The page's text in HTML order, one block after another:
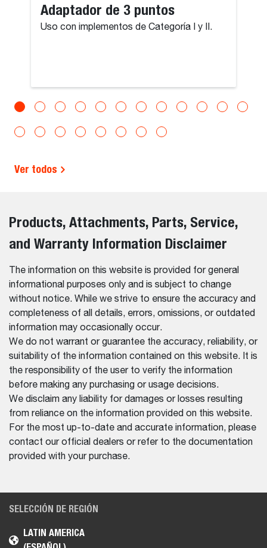
Adaptador de 3 puntos
Uso con implementos de Categoría I y II.
Ver todos
Products, Attachments, Parts, Service,
and Warranty Information Disclaimer
The information on this website is provided for general
informational purposes only and is subject to change
without notice. While we strive to ensure the accuracy and
completeness of all details, errors, omissions, or outdated
information may occasionally occur.
We do not warrant or guarantee the accuracy, reliability, or
suitability of the information contained on this website. It is
the responsibility of the user to verify the information
before making any purchasing or usage decisions.
We disclaim any liability for damages or losses resulting
from reliance on the information provided on this website.
For the most up-to-date and accurate information, please
contact our official dealers or refer to the documentation
provided with your purchase.
SELECCIÓN DE REGIÓN
LATIN AMERICA